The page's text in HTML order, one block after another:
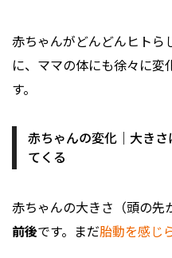
赤ちゃんがどんどんヒトら
に、ママの体にも徐々に変
す。
赤ちゃんの変化｜大き
てくる
赤ちゃんの大きさ（頭の先
前後です。まだ胎動を感じ